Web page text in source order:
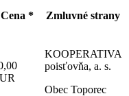
Cena * Zmluvné strany
KOOPERATIVA
poisťovňa, a. s.
Obec Toporec